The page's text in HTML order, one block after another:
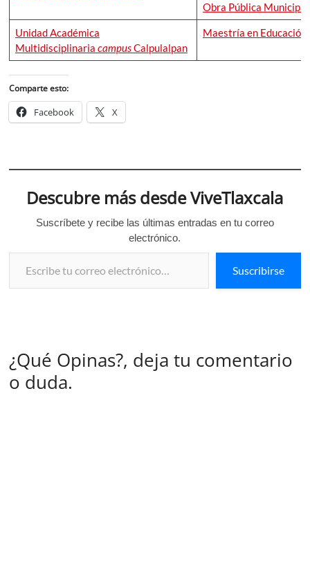
Obra Pública Municipal
Unidad Académica
Multidisciplinaria campusCalpulalpan
Maestría en Educación
Comparte esto:
Facebook X
Descubre más desde ViveTlaxcala
Suscríbete y recibe las últimas entradas en tu correo
electrónico.
Escribe tu correo electrónico…
Suscribirse
¿Qué Opinas?, deja tu comentario
o duda.